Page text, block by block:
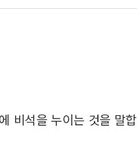
비석을 누이는 것을 말